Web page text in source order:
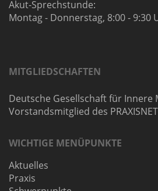
Akut-Sprechstunde:
Montag - Donnerstag, 8:00 - 9:30
MITGLIEDSCHAFTEN
Deutsche Gesellschaft für Innere
Vorstandsmitglied des
WICHTIGE MENÜPUNKTE
Aktuelles
Praxis